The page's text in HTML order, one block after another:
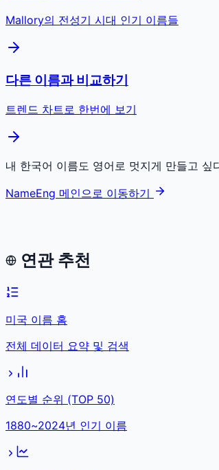
Mallory의 전성기 시대 인기 이름들
다른 이름과 비교하기
트렌드 차트로 한번에 보기
내 한국어 이름도 영어로 멋지게 만들고 싶
NameEng 메인으로 이동하기
연관 추천
미국 이름 홈
전체 데이터 요약 및 검색
연도별 순위 (TOP 50)
1880~2024년 인기 이름